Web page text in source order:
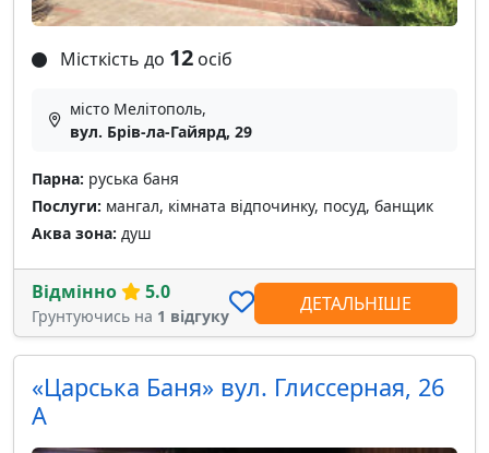
Місткість до 12 осіб
місто Мелітополь,
вул. Брів-ла-Гайярд, 29
Парна: руська баня
Послуги: мангал, кімната відпочинку, посуд, банщик
Аква зона: душ
Відмінно 5.0
Грунтуючись на 1 відгуку
ДЕТАЛЬНІШЕ
«Царська Баня» вул. Глиссерная, 26
А